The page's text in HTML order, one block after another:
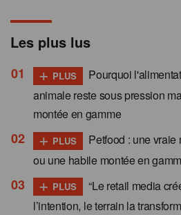
Les plus lus
+ PLUS
Pourquoi
animale reste sous pression
montée en gamme
+ PLUS
Petfood : une vraie
ou une habile montée en
+ PLUS
“Le retail media
l’intention, le terrain la